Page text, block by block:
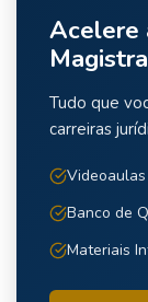
Acelere
Tudo que
carreiras
Banco de
Materiais